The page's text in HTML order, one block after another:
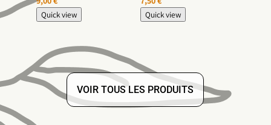
Quick view
Quick view
VOIR TOUS LES PRODUITS